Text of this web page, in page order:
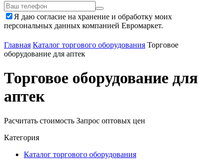
Я даю согласие на хранение и обработку моих
персональных данных компанией Евромаркет.
Главная Каталог торгового оборудования Торговое
оборудование для аптек
Торговое оборудование для
аптек
Расчитать стоимость Запрос оптовых цен
Категория
Каталог торгового оборудования